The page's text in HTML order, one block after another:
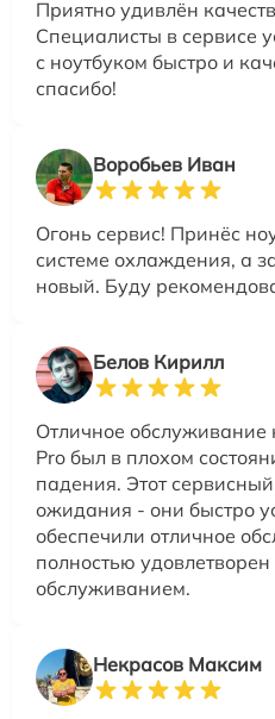
Приятно удивлён
Специалисты в сервисе
с ноутбуком быстро и
спасибо!
Воробьев Иван
Огонь сервис! Принёс
системе охлаждения, а
новый. Буду
Белов Кирилл
Отличное обслуживание
Pro был в плохом
падения. Этот
ожидания - они быстро
обеспечили отличное
полностью удовлетворен
обслуживанием.
Некрасов Максим